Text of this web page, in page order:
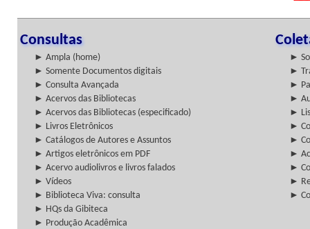
Consultas
► Ampla (home)
►
► Somente Documentos digitais
►
► Consulta Avançada
►
► Acervos das Bibliotecas
►
► Acervos das Bibliotecas (especificado)
►
► Livros Eletrônicos
►
► Catálogos de Autores e Assuntos
►
► Artigos eletrônicos em PDF
►
► Acervo audiolivros e livros falados
►
► Vídeos
►
► Biblioteca Viva: consulta
►
► HQs da Gibiteca
► Produção Acadêmica